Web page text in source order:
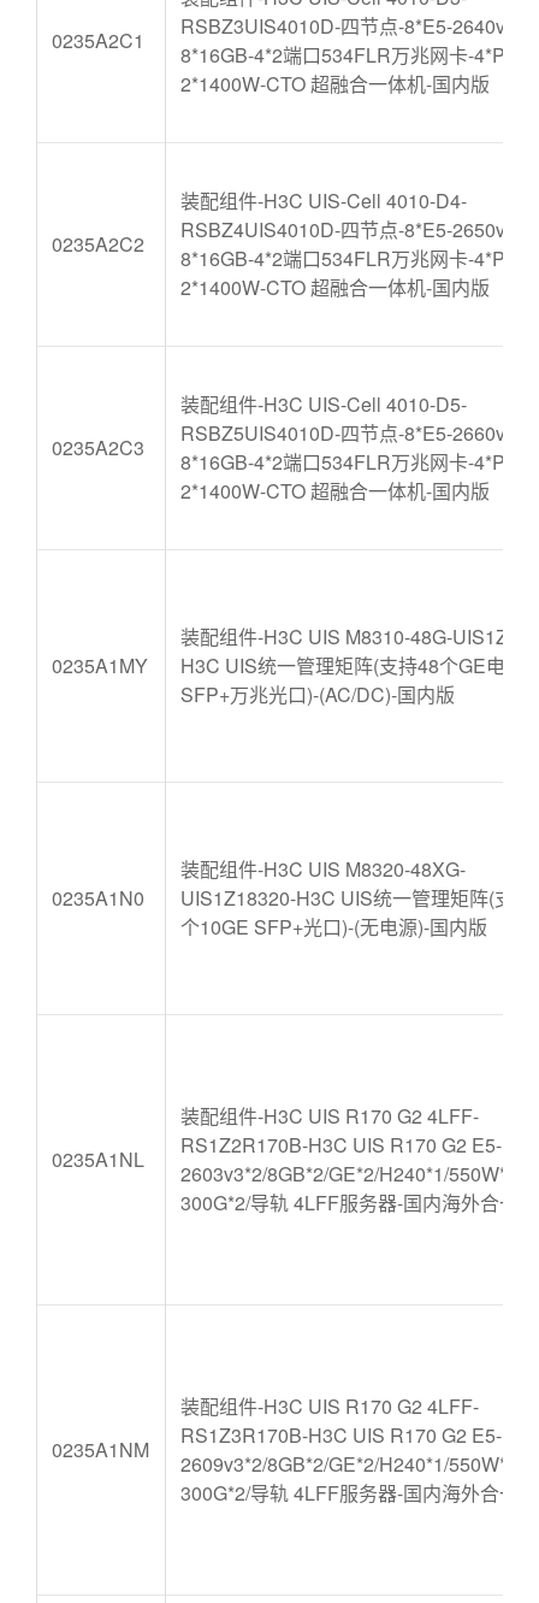
0235A2C1
RSBZ3UIS4010D-四节点-8*E5-2640v4-
8*16GB-4*2端口534FLR万兆网卡-
2*1400W-CTO 超融合一体机-国内版
0235A2C2
装配组件-H3C UIS-Cell 4010-D4-
RSBZ4UIS4010D-四节点-8*E5-2650v4-
8*16GB-4*2端口534FLR万兆网卡-
2*1400W-CTO 超融合一体机-国内版
0235A2C3
装配组件-H3C UIS-Cell 4010-D5-
RSBZ5UIS4010D-四节点-8*E5-2660v4-
8*16GB-4*2端口534FLR万兆网卡-
2*1400W-CTO 超融合一体机-国内版
0235A1MY
装配组件-H3C UIS M8310-48G-
H3C UIS统一管理矩阵(支持48个GE电口
SFP+万兆光口)-(AC/DC)-国内版
0235A1N0
装配组件-H3C UIS M8320-48XG-
UIS1Z18320-H3C UIS统一管理矩阵(支持
个10GE SFP+光口)-(无电源)-国内版
0235A1NL
装配组件-H3C UIS R170 G2 4LFF-
RS1Z2R170B-H3C UIS R170 G2 E5-
2603v3*2/8GB*2/GE*2/H240*1/550W*1/
300G*2/导轨 4LFF服务器-国内海外合一版
0235A1NM
装配组件-H3C UIS R170 G2 4LFF-
RS1Z3R170B-H3C UIS R170 G2 E5-
2609v3*2/8GB*2/GE*2/H240*1/550W*1/
300G*2/导轨 4LFF服务器-国内海外合一版